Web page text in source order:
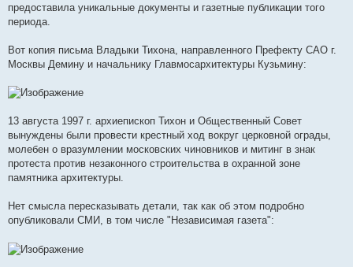
предоставила уникальные документы и газетные публикации того
периода.
Вот копия письма Владыки Тихона, направленного Префекту САО г.
Москвы Демину и начальнику Главмосархитектуры Кузьмину:
13 августа 1997 г. архиепископ Тихон и Общественный Совет
вынуждены были провести крестный ход вокруг церковной ограды,
молебен о вразумлении московских чиновников и митинг в знак
протеста против незаконного строительства в охранной зоне
памятника архитектуры.
Нет смысла пересказывать детали, так как об этом подробно
опубликовали СМИ, в том числе "Независимая газета":